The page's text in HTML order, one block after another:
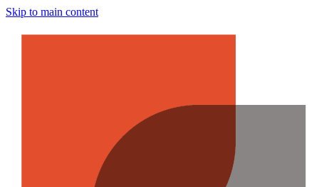
Skip to main content